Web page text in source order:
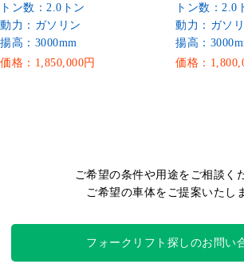
トン数：2.0トン
動力：ガソリン
揚高：3000mm
価格：1,850,000円
トン数：2.0
動力：ガソ
揚高：
価格：
ご希望の条件や用途をご相談く
ご希望の車体をご提案いたし
フォークリフト探しのお問い